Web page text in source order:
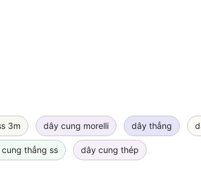
3m dây cung morelli dây thẳng
thẳng ss dây cung thép